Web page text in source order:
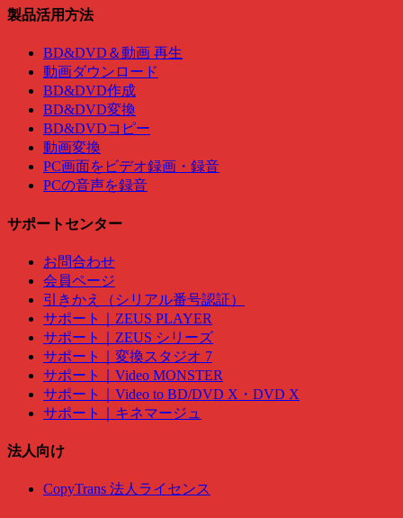
製品活用方法
BD&DVD＆動画 再生
動画ダウンロード
BD&DVD作成
BD&DVD変換
BD&DVDコピー
動画変換
PC画面をビデオ録画・録音
PCの音声を録音
サポートセンター
お問合わせ
会員ページ
引きかえ（シリアル番号認証）
サポート｜ZEUS PLAYER
サポート｜ZEUS シリーズ
サポート｜変換スタジオ 7
サポート｜Video MONSTER
サポート｜Video to BD/DVD X・DVD X
サポート｜キネマージュ
法人向け
CopyTrans 法人ライセンス